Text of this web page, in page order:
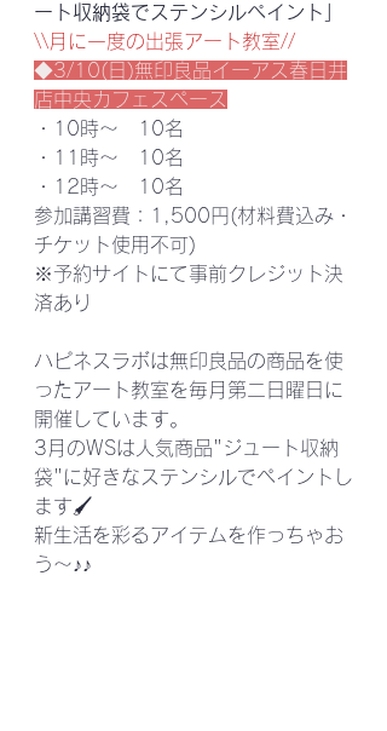
ート収納袋でステンシルペイント」
\\月に一度の出張アート教室//
◆3/10(日)無印良品イーアス春日井
店中央カフェスペース
・10時～　10名
・11時～　10名
・12時～　10名
参加講習費：1,500円(材料費込み・
チケット使用不可)
※予約サイトにて事前クレジット決
済あり
ハピネスラボは無印良品の商品を使
ったアート教室を毎月第二日曜日に
開催しています。
3月のWSは人気商品"ジュート収納
袋"に好きなステンシルでペイントし
ます🖌
新生活を彩るアイテムを作っちゃお
う～♪♪